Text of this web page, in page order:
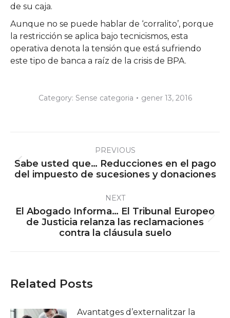
de su caja.
Aunque no se puede hablar de ‘corralito’, porque
la restricción se aplica bajo tecnicismos, esta
operativa denota la tensión que está sufriendo
este tipo de banca a raíz de la crisis de BPA.
Category: Sense categoria gener 13, 2016
navigationPREVIOUS
Previous
post:
Sabe usted que… Reducciones en el pago
del impuesto de sucesiones y donaciones
NEXT
Next
post:
El Abogado Informa… El Tribunal Europeo
de Justicia relanza las reclamaciones
contra la cláusula suelo
Related Posts
Avantatges d’externalitzar la